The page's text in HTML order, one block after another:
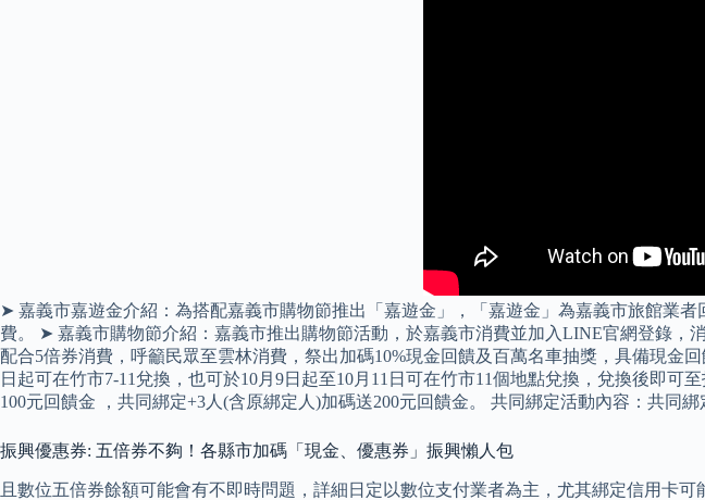
➤ 嘉義市嘉遊金介紹：為搭配嘉義市購物節推出「嘉遊金」，「嘉遊金」為嘉義市旅館業
費。 ➤ 嘉義市購物節介紹：嘉義市推出購物節活動，於嘉義市消費並加入LINE官網登錄
配合5倍券消費，呼籲民眾至雲林消費，祭出加碼10%現金回饋及百萬名車抽獎，具備現
日起可在竹市7-11兌換，也可於10月9日起至10月11日可在竹市11個地點兌換，兌換後即
100元回饋金 ，共同綁定+3人(含原綁定人)加碼送200元回饋金。 共同綁定活動內容：共同
振興優惠券: 五倍券不夠！各縣市加碼「現金、優惠券」振興懶人包
且數位五倍券餘額可能會有不即時問題，詳細日定以數位支付業者為主，尤其綁定信用卡